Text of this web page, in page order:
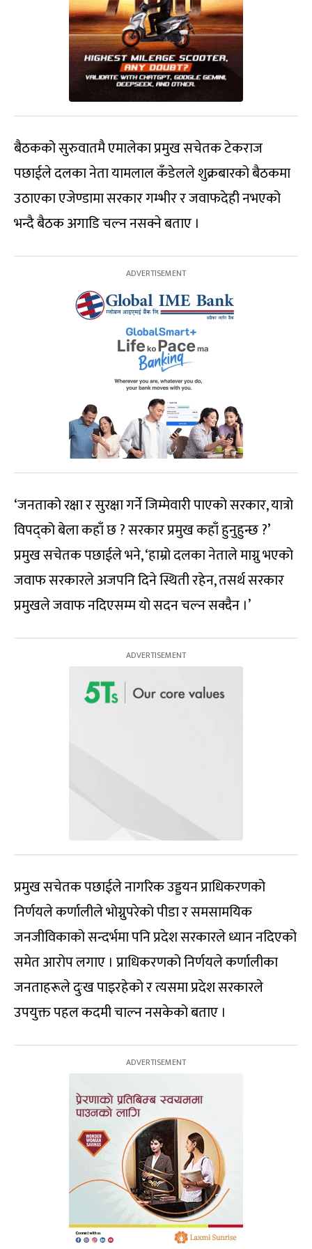
बैठकको सुरुवातमै एमालेका प्रमुख सचेतक टेकराज
पछाईले दलका नेता यामलाल कँडेलले शुक्रबारको बैठकमा
उठाएका एजेण्डामा सरकार गम्भीर र जवाफदेही नभएको
भन्दै बैठक अगाडि चल्न नसक्ने बताए ।
‘जनताको रक्षा र सुरक्षा गर्ने जिम्मेवारी पाएको सरकार, यात्रो
विपद्को बेला कहाँ छ ? सरकार प्रमुख कहाँ हुनुहुन्छ ?’
प्रमुख सचेतक पछाईले भने, ‘हाम्रो दलका नेताले माग्नु भएको
जवाफ सरकारले अजपनि दिने स्थिती रहेन, तसर्थ सरकार
प्रमुखले जवाफ नदिएसम्म यो सदन चल्न सक्दैन ।’
प्रमुख सचेतक पछाईले नागरिक उड्डयन प्राधिकरणको
निर्णयले कर्णालीले भोग्नुपरेको पीडा र समसामयिक
जनजीविकाको सन्दर्भमा पनि प्रदेश सरकारले ध्यान नदिएको
समेत आरोप लगाए । प्राधिकरणको निर्णयले कर्णालीका
जनताहरूले दुःख पाइरहेको र त्यसमा प्रदेश सरकारले
उपयुक्त पहल कदमी चाल्न नसकेको बताए ।